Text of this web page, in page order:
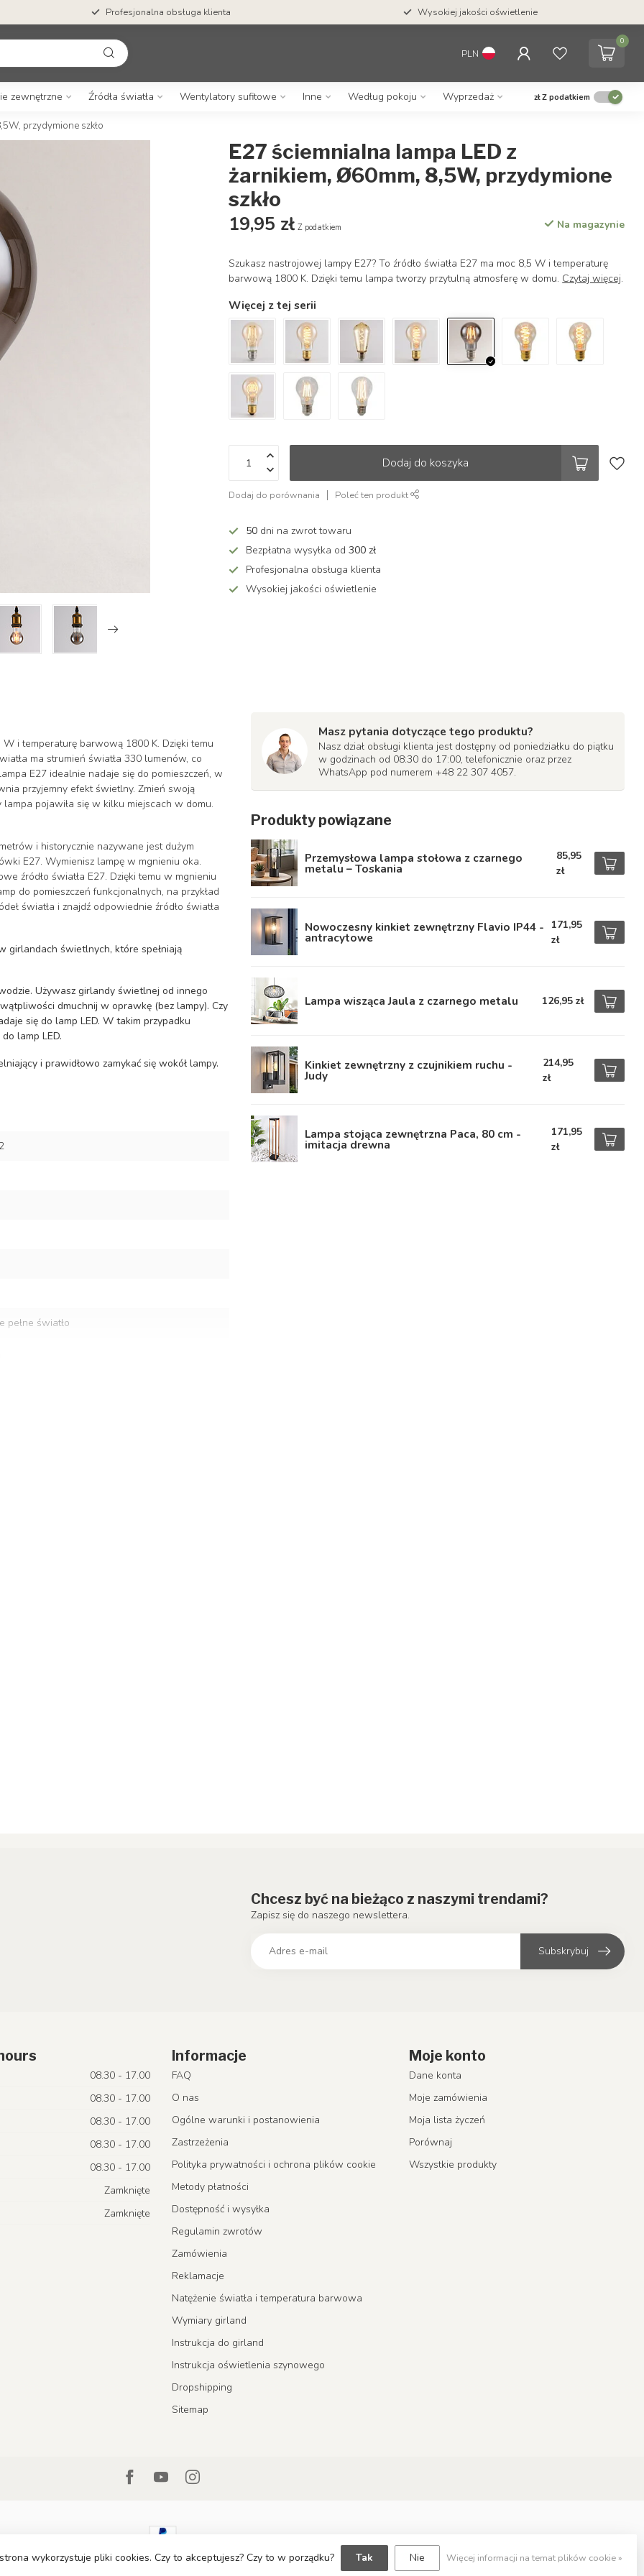
Profesjonalna obsługa klienta Wysokiej jakości oświetlenie
PLN
0
zewnętrzne Źródła światła Wentylatory sufitowe Inne Według pokoju Wyprzedaż złZ podatkiem
przydymione szkło
E27 ściemnialna lampa LED z
żarnikiem, Ø60mm, 8,5W, przydymione
szkło
19,95 zł Z podatkiem Na magazynie
Szukasz nastrojowej lampy E27? To źródło światła E27 ma moc 8,5 W i temperaturę
barwową 1800 K. Dzięki temu lampa tworzy przytulną atmosferę w domu. Czytaj więcej.
Więcej z tej serii
Dodaj do koszyka
Dodaj do porównania Poleć ten produkt
50 dni na zwrot towaru
Bezpłatna wysyłka od300 zł
Profesjonalna obsługa klienta
Wysokiej jakości oświetlenie
i temperaturę barwową 1800 K. Dzięki temu
ma strumień światła 330 lumenów, co
E27 idealnie nadaje się do pomieszczeń, w
przyjemny efekt świetlny. Zmień swoją
pojawiła się w kilku miejscach w domu.
i historycznie nazywane jest dużym
E27. Wymienisz lampę w mgnieniu oka.
źródło światła E27. Dzięki temu w mgnieniu
do pomieszczeń funkcjonalnych, na przykład
światła i znajdź odpowiednie źródło światła
girlandach świetlnych, które spełniają
Używasz girlandy świetlnej od innego
dmuchnij w oprawkę (bez lampy). Czy
się do lamp LED. W takim przypadku
lamp LED.
i prawidłowo zamykać się wokół lampy.
pełne światło
Masz pytania dotyczące tego produktu?
Nasz dział obsługi klienta jest dostępny od poniedziałku do piątku
w godzinach od 08:30 do 17:00, telefonicznie oraz przez
WhatsApp pod numerem +48 22 307 4057.
Produkty powiązane
Przemysłowa lampa stołowa z czarnego
metalu – Toskania
85,95
zł
Nowoczesny kinkiet zewnętrzny Flavio IP44 -
antracytowe
171,95
zł
Lampa wisząca Jaula z czarnego metalu 126,95 zł
Kinkiet zewnętrzny z czujnikiem ruchu -
Judy
214,95
zł
Lampa stojąca zewnętrzna Paca, 80 cm -
imitacja drewna
171,95
zł
Chcesz być na bieżąco z naszymi trendami?
Zapisz się do naszego newslettera.
Subskrybuj
08.30 - 17.00
08.30 - 17.00
08.30 - 17.00
08.30 - 17.00
08.30 - 17.00
Zamknięte
Zamknięte
Informacje
FAQ
O nas
Ogólne warunki i postanowienia
Zastrzeżenia
Polityka prywatności i ochrona plików cookie
Metody płatności
Dostępność i wysyłka
Regulamin zwrotów
Zamówienia
Reklamacje
Natężenie światła i temperatura barwowa
Wymiary girland
Instrukcja do girland
Instrukcja oświetlenia szynowego
Dropshipping
Sitemap
Moje konto
Dane konta
Moje zamówienia
Moja lista życzeń
Porównaj
Wszystkie produkty
© Copyright 2026 LumenXL.pl
wykorzystuje pliki cookies. Czy to akceptujesz? Czy to w porządku? Tak Nie Więcej informacji na temat plików cookie »